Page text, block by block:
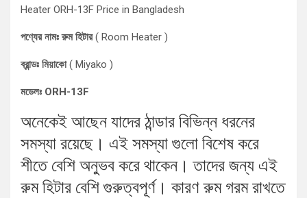
Heater ORH-13F Price in Bangladesh
পণ্যের নামঃ রুম হিটার( Room Heater )
ব্রান্ডঃ মিয়াকো( Miyako )
মডেলঃ ORH-13F
অনেকেই আছেন যাদের ঠান্ডার বিভিন্ন ধরনের
সমস্যা রয়েছে। এই সমস্যা গুলো বিশেষ করে
শীতে বেশি অনুভব করে থাকেন। তাদের জন্য এই
রুম হিটার বেশি গুরুত্বপূর্ণ। কারণ রুম গরম রাখতে